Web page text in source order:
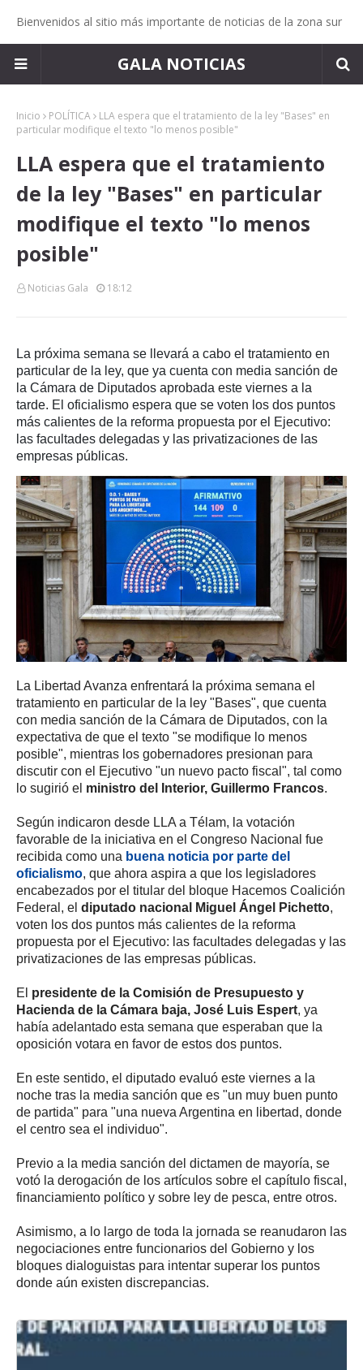
Bienvenidos al sitio más importante de noticias de la zona sur
GALA NOTICIAS
Inicio POLÍTICA
LLA espera que el tratamiento de la ley "Bases" en
particular modifique el texto "lo menos posible"
LLA espera que el tratamiento
de la ley "Bases" en particular
modifique el texto "lo menos
posible"
Noticias Gala 18:12
La próxima semana se llevará a cabo el tratamiento en
particular de la ley, que ya cuenta con media sanción de
la Cámara de Diputados aprobada este viernes a la
tarde. El oficialismo espera que se voten los dos puntos
más calientes de la reforma propuesta por el Ejecutivo:
las facultades delegadas y las privatizaciones de las
empresas públicas.
La Libertad Avanza enfrentará la próxima semana el
tratamiento en particular de la ley "Bases", que cuenta
con media sanción de la Cámara de Diputados, con la
expectativa de que el texto "se modifique lo menos
posible", mientras los gobernadores presionan para
discutir con el Ejecutivo "un nuevo pacto fiscal", tal como
lo sugirió el ministro del Interior, Guillermo Francos.
Según indicaron desde LLA a Télam, la votación
favorable de la iniciativa en el Congreso Nacional fue
recibida como una buena noticia por parte del
oficialismo, que ahora aspira a que los legisladores
encabezados por el titular del bloque Hacemos Coalición
Federal, el diputado nacional Miguel Ángel Pichetto,
voten los dos puntos más calientes de la reforma
propuesta por el Ejecutivo: las facultades delegadas y las
privatizaciones de las empresas públicas.
El presidente de la Comisión de Presupuesto y
Hacienda de la Cámara baja, José Luis Espert, ya
había adelantado esta semana que esperaban que la
oposición votara en favor de estos dos puntos.
En este sentido, el diputado evaluó este viernes a la
noche tras la media sanción que es "un muy buen punto
de partida" para "una nueva Argentina en libertad, donde
el centro sea el individuo".
Previo a la media sanción del dictamen de mayoría, se
votó la derogación de los artículos sobre el capítulo fiscal,
financiamiento político y sobre ley de pesca, entre otros.
Asimismo, a lo largo de toda la jornada se reanudaron las
negociaciones entre funcionarios del Gobierno y los
bloques dialoguistas para intentar superar los puntos
donde aún existen discrepancias.